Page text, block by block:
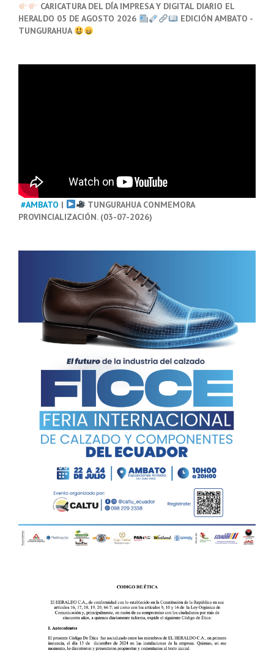
CARICATURA DEL DÍA IMPRESA Y DIGITAL DIARIO EL
HERALDO 05 DE AGOSTO 2026
EDICIÓN AMBATO -
TUNGURAHUA
#AMBATO |
TUNGURAHUA CONMEMORA
PROVINCIALIZACIÓN. (03-07-2026)